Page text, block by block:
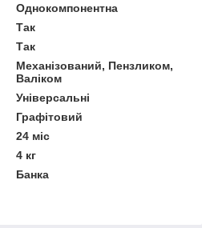
Однокомпонентна
Так
Так
Механізований, Пензликом,
Валіком
Універсальні
Графітовий
24 міс
4 кг
Банка